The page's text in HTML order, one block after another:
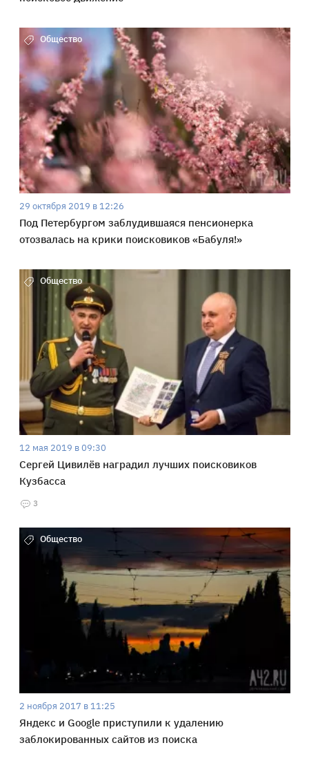
Общество
29 октября 2019 в 12:26
Под Петербургом заблудившаяся пенсионерка
отозвалась на крики поисковиков «Бабуля!»
Общество
12 мая 2019 в 09:30
Сергей Цивилёв наградил лучших поисковиков
Кузбасса
3
Общество
2 ноября 2017 в 11:25
Яндекс и Google приступили к удалению
заблокированных сайтов из поиска